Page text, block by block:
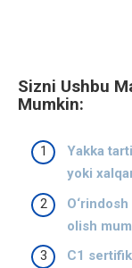
Sizni Ushbu
Mumkin:
Yakka
yoki
olish
C1